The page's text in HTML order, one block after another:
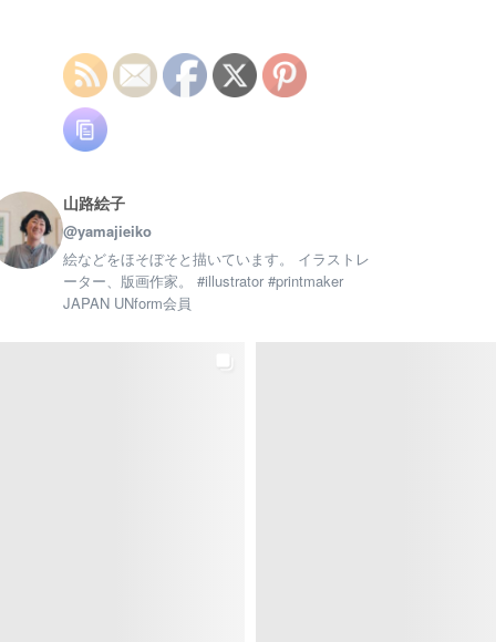
山路絵子
@yamajieiko
絵などをほそぼそと描いています。 イラストレ
ーター、版画作家。 #illustrator #printmaker
JAPAN UNform会員